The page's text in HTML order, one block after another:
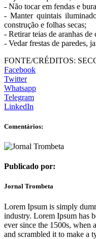
- Não tocar em fendas e
- Manter quintais
construção e folhas secas;
- Retirar teias de aranhas de
- Vedar frestas de paredes,
FONTE/CRÉDITOS:
Facebook
Twitter
Whatsapp
Telegram
LinkedIn
Comentários:
Publicado por:
Jornal Trombeta
Lorem Ipsum is simply
industry. Lorem Ipsum has
ever since the 1500s,
and scrambled it to make a